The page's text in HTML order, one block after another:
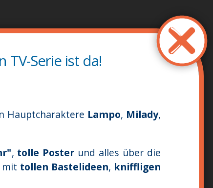
TV-Serie ist da!
Hauptcharaktere Lampo, Milady,
, tolle Poster und alles über die
mit tollen Bastelideen, kniffligen